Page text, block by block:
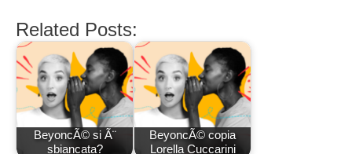
Related Posts:
BeyoncÃ© si Ã¨
sbiancata?
BeyoncÃ© copia
Lorella Cuccarini